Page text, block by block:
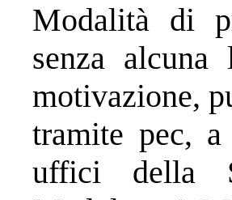
Modalità di
senza
motivazione,
tramite pec,
uffici della